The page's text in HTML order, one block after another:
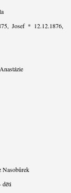
Josef * 12.12.1876,
Nasobůrek
děti